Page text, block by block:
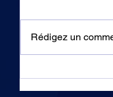
resteront
Rédigez un